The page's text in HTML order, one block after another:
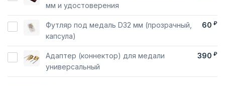
мм и удостоверения
Футляр под медаль D32 мм (прозрачный,
капсула)
60 ₽
Адаптер (коннектор) для медали
универсальный
390 ₽